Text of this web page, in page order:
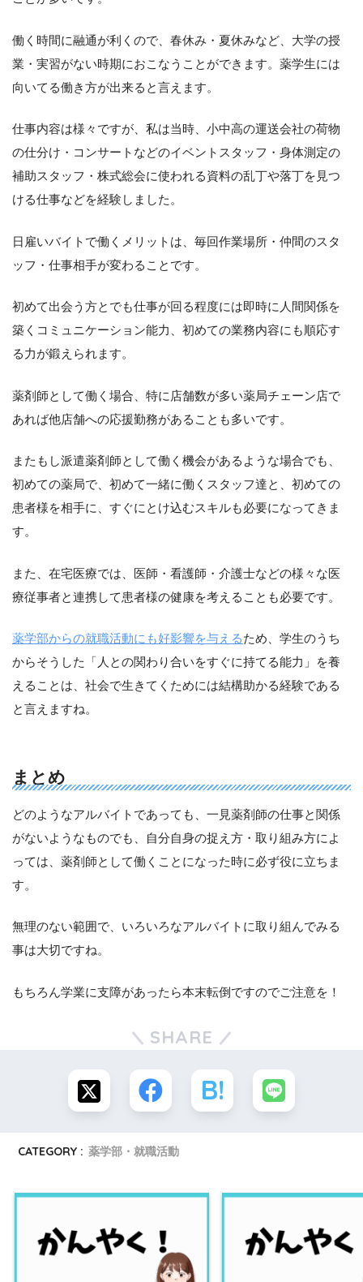
働く時間に融通が利くので、春休み・夏休みなど、大学の授
業・実習がない時期におこなうことができます。薬学生には
向いてる働き方が出来ると言えます。
仕事内容は様々ですが、私は当時、小中高の運送会社の荷物
の仕分け・コンサートなどのイベントスタッフ・身体測定の
補助スタッフ・株式総会に使われる資料の乱丁や落丁を見つ
ける仕事などを経験しました。
日雇いバイトで働くメリットは、毎回作業場所・仲間のスタ
ッフ・仕事相手が変わることです。
初めて出会う方とでも仕事が回る程度には即時に人間関係を
築くコミュニケーション能力、初めての業務内容にも順応す
る力が鍛えられます。
薬剤師として働く場合、特に店舗数が多い薬局チェーン店で
あれば他店舗への応援勤務があることも多いです。
またもし派遣薬剤師として働く機会があるような場合でも、
初めての薬局で、初めて一緒に働くスタッフ達と、初めての
患者様を相手に、すぐにとけ込むスキルも必要になってきま
す。
また、在宅医療では、医師・看護師・介護士などの様々な医
療従事者と連携して患者様の健康を考えることも必要です。
薬学部からの就職活動にも好影響を与えるため、学生のうち
からそうした「人との関わり合いをすぐに持てる能力」を養
えることは、社会で生きてくためには結構助かる経験である
と言えますね。
まとめ
どのようなアルバイトであっても、一見薬剤師の仕事と関係
がないようなものでも、自分自身の捉え方・取り組み方によ
っては、薬剤師として働くことになった時に必ず役に立ちま
す。
無理のない範囲で、いろいろなアルバイトに取り組んでみる
事は大切ですね。
もちろん学業に支障があったら本末転倒ですのでご注意を！
SHARE
CATEGORY : 薬学部・就職活動